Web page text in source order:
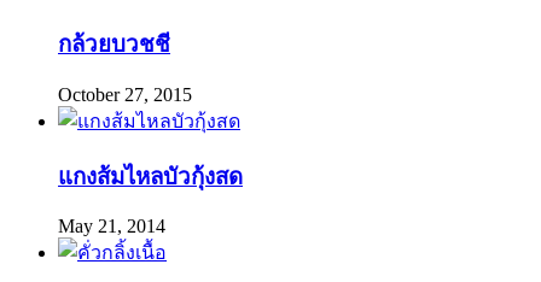
กล้วยบวชชี
October 27, 2015
แกงส้มไหลบัวกุ้งสด
May 21, 2014